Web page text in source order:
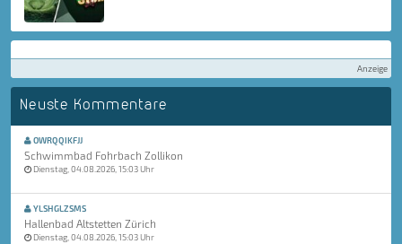
Anzeige
Neuste Kommentare
OWRQQIKFJJ
Schwimmbad Fohrbach Zollikon
Dienstag, 04.08.2026, 15:03 Uhr
YLSHGLZSMS
Hallenbad Altstetten Zürich
Dienstag, 04.08.2026, 15:03 Uhr